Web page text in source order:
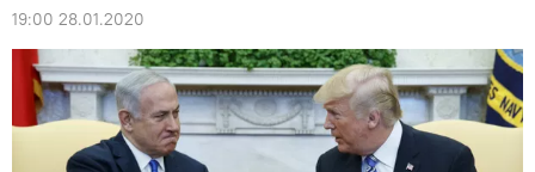
19:00 28.01.2020